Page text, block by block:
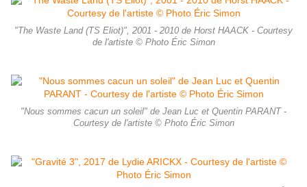
"The Waste Land (TS Eliot)", 2001 - 2010 de Horst HAACK - Courtesy
de l'artiste © Photo Éric Simon
"Nous sommes cacun un soleil" de Jean Luc et Quentin PARANT -
Courtesy de l'artiste © Photo Éric Simon